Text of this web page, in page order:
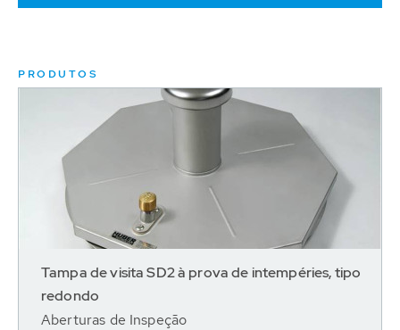
PRODUTOS
Tampa de visita SD2 à prova de intempéries, tipo
redondo
Aberturas de Inspeção